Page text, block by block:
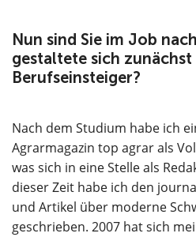
Nun sind Sie im Job
gestaltete sich zunächst
Berufseinsteiger?
Nach dem Studium habe ich
Agrarmagazin top agrar als
was sich in eine Stelle als
dieser Zeit habe ich den
und Artikel über moderne
geschrieben. 2007 hat sich